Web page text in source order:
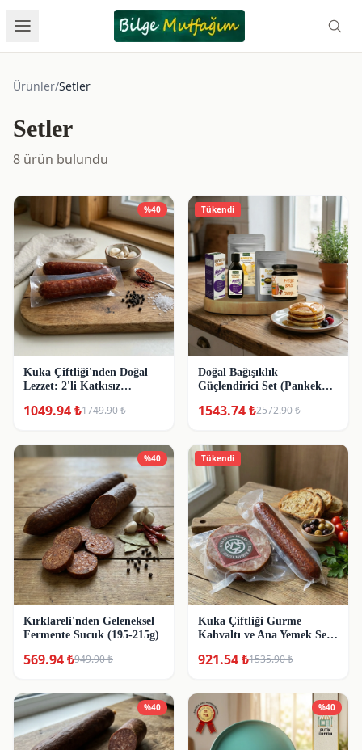
Ürünler/Setler
Setler
8 ürün bulundu
%40
Kuka Çiftliği'nden Doğal
Lezzet: 2'li Katkısız
1049.94₺1749.90₺
Tükendi
Doğal Bağışıklık
Güçlendirici Set (Pankek
1543.74₺2572.90₺
%40
Kırklareli'nden Geleneksel
Fermente Sucuk (195-215g)
569.94₺949.90₺
Tükendi
Kuka Çiftliği Gurme
Kahvaltı ve Ana Yemek Seti:
Kuzu Kavurma
921.54₺1535.90₺
%40 %40